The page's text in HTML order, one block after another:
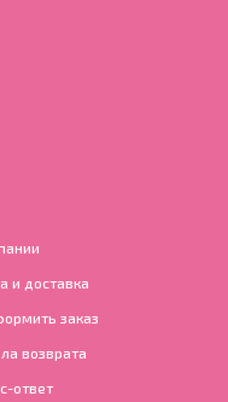
и доставка
заказ
возврата
ответ